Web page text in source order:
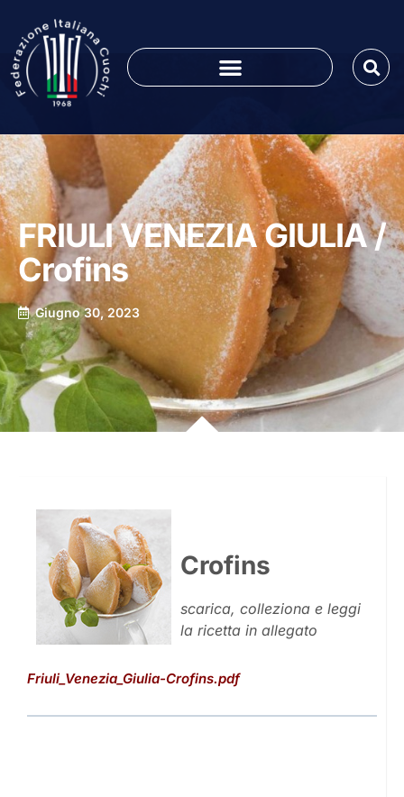
FRIULI VENEZIA GIULIA /
Crofins
Giugno 30, 2023
Crofins
scarica, colleziona e leggi
la ricetta in allegato
Friuli_Venezia_Giulia-Crofins.pdf